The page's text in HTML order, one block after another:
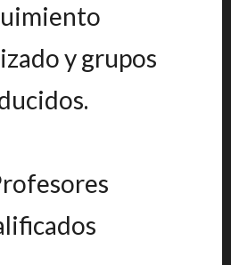
y grupos